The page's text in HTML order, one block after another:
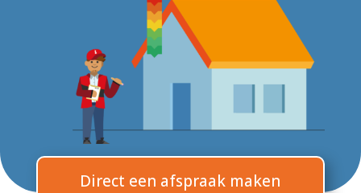
Direct een afspraak maken